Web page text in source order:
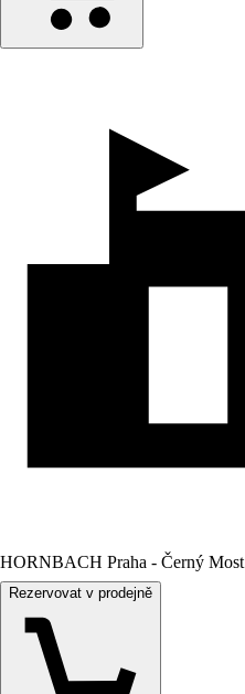
HORNBACH Praha - Černý Most
Rezervovat v prodejně